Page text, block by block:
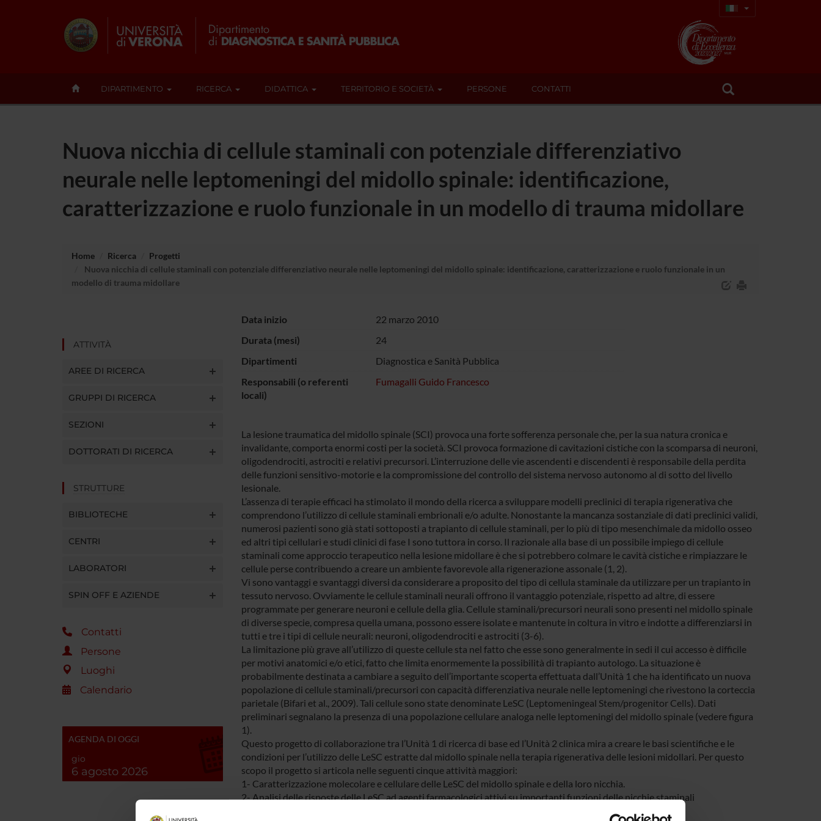
DIPARTIMENTO RICERCA DIDATTICA TERRITORIO E SOCIETÀ PERSONE CONTATTI
Nuova nicchia di cellule staminali con potenziale differenziativo
neurale nelle leptomeningi del midollo spinale: identificazione,
caratterizzazione e ruolo funzionale in un modello di trauma midollare
Home Ricerca
Progetti
Nuova nicchia di cellule staminali con potenziale differenziativo neurale nelle leptomeningi del midollo spinale: identificazione, caratterizzazione e ruolo funzionale in un
modello di trauma midollare
ATTIVITÀ
AREE DI RICERCA
GRUPPI DI RICERCA
SEZIONI
DOTTORATI DI RICERCA
STRUTTURE
BIBLIOTECHE
CENTRI
LABORATORI
SPIN OFF E AZIENDE
Contatti
Persone
Luoghi
Calendario
AGENDA DI OGGI
gio
6 agosto 2026
Data inizio
22 marzo 2010
Durata (mesi)
24
Dipartimenti
Diagnostica e Sanità Pubblica
Responsabili (o referenti
locali)
Fumagalli Guido Francesco
La lesione traumatica del midollo spinale (SCI) provoca una forte sofferenza personale che, per la sua natura cronica e
invalidante, comporta enormi costi per la società. SCI provoca formazione di cavitazioni cistiche con la scomparsa di neuroni,
oligodendrociti, astrociti e relativi precursori. L’interruzione delle vie ascendenti e discendenti è responsabile della perdita
delle funzioni sensitivo-motorie e la compromissione del controllo del sistema nervoso autonomo al di sotto del livello
lesionale.
L’assenza di terapie efficaci ha stimolato il mondo della ricerca a sviluppare modelli preclinici di terapia rigenerativa che
comprendono l’utilizzo di cellule staminali embrionali e/o adulte. Nonostante la mancanza sostanziale di dati preclinici validi,
numerosi pazienti sono già stati sottoposti a trapianto di cellule staminali, per lo più di tipo mesenchimale da midollo osseo
ed altri tipi cellulari e studi clinici di fase I sono tuttora in corso. Il razionale alla base di un possibile impiego di cellule
staminali come approccio terapeutico nella lesione midollare è che si potrebbero colmare le cavità cistiche e rimpiazzare le
cellule perse contribuendo a creare un ambiente favorevole alla rigenerazione assonale (1, 2).
Vi sono vantaggi e svantaggi diversi da considerare a proposito del tipo di cellula staminale da utilizzare per un trapianto in
tessuto nervoso. Ovviamente le cellule staminali neurali offrono il vantaggio potenziale, rispetto ad altre, di essere
programmate per generare neuroni e cellule della glia. Cellule staminali/precursori neurali sono presenti nel midollo spinale
di diverse specie, compresa quella umana, possono essere isolate e mantenute in coltura in vitro e indotte a differenziarsi in
tutti e tre i tipi di cellule neurali: neuroni, oligodendrociti e astrociti (3-6).
La limitazione più grave all’utilizzo di queste cellule sta nel fatto che esse sono generalmente in sedi il cui accesso è difficile
per motivi anatomici e/o etici, fatto che limita enormemente la possibilità di trapianto autologo. La situazione è
probabilmente destinata a cambiare a seguito dell’importante scoperta effettuata dall’Unità 1 che ha identificato un nuova
popolazione di cellule staminali/precursori con capacità differenziativa neurale nelle leptomeningi che rivestono la corteccia
parietale (Bifari et al., 2009). Tali cellule sono state denominate LeSC (Leptomeningeal Stem/progenitor Cells). Dati
preliminari segnalano la presenza di una popolazione cellulare analoga nelle leptomeningi del midollo spinale (vedere figura
1).
Questo progetto di collaborazione tra l’Unità 1 di ricerca di base ed l’Unità 2 clinica mira a creare le basi scientifiche e le
condizioni per l’utilizzo delle LeSC estratte dal midollo spinale nella terapia rigenerativa delle lesioni midollari. Per questo
scopo il progetto si articola nelle seguenti cinque attività maggiori:
1- Caratterizzazione molecolare e cellulare delle LeSC del midollo spinale e della loro nicchia.
2- Analisi delle risposte delle LeSC ad agenti farmacologici attivi su importanti funzioni delle nicchie staminali